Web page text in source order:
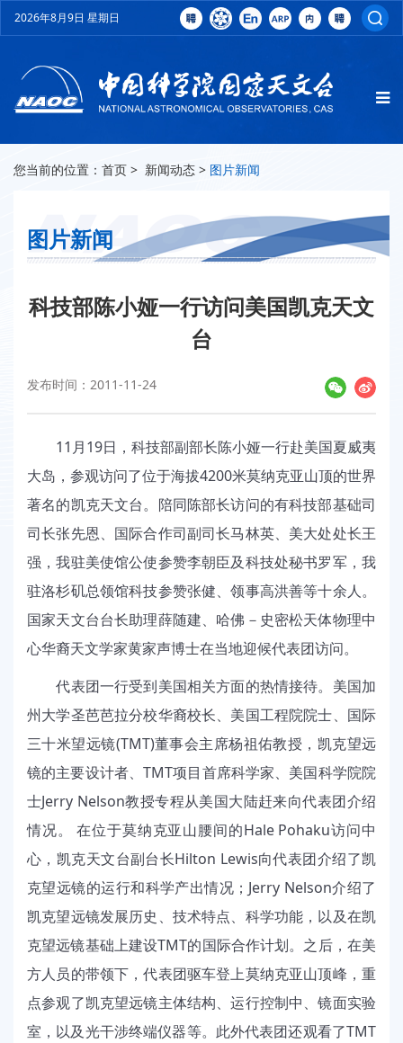
2026年8月9日 星期日
您当前的位置： 首页 > 新闻动态 > 图片新闻
图片新闻
科技部陈小娅一行访问美国凯克天文
台
发布时间：2011-11-24
11月19日，科技部副部长陈小娅一行赴美国夏威夷
大岛，参观访问了位于海拔4200米莫纳克亚山顶的世界
著名的凯克天文台。陪同陈部长访问的有科技部基础司
司长张先恩、国际合作司副司长马林英、美大处处长王
强，我驻美使馆公使参赞李朝臣及科技处秘书罗军，我
驻洛杉矶总领馆科技参赞张健、领事高洪善等十余人。
国家天文台台长助理薛随建、哈佛－史密松天体物理中
心华裔天文学家黄家声博士在当地迎候代表团访问。
代表团一行受到美国相关方面的热情接待。美国加
州大学圣芭芭拉分校华裔校长、美国工程院院士、国际
三十米望远镜(TMT)董事会主席杨祖佑教授，凯克望远
镜的主要设计者、TMT项目首席科学家、美国科学院院
士Jerry Nelson教授专程从美国大陆赶来向代表团介绍
情况。 在位于莫纳克亚山腰间的Hale Pohaku访问中
心，凯克天文台副台长Hilton Lewis向代表团介绍了凯
克望远镜的运行和科学产出情况；Jerry Nelson介绍了
凯克望远镜发展历史、技术特点、科学功能，以及在凯
克望远镜基础上建设TMT的国际合作计划。之后，在美
方人员的带领下，代表团驱车登上莫纳克亚山顶峰，重
点参观了凯克望远镜主体结构、运行控制中、镜面实验
室，以及光干涉终端仪器等。此外代表团还观看了TMT